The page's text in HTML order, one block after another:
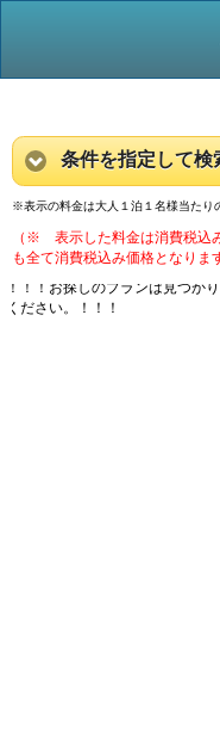
条件を指定して検
※表示の料金は大人１泊１名様当たり
（※ 表示した料金は消費税込
も全て消費税込み価格となりま
！！！お探しのプランは見つか
ください。！！！